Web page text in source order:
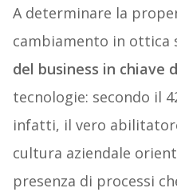
A determinare la
cambiamento in ottica
del business in chiave
tecnologie: secondo il
infatti, il vero
cultura aziendale
presenza di processi